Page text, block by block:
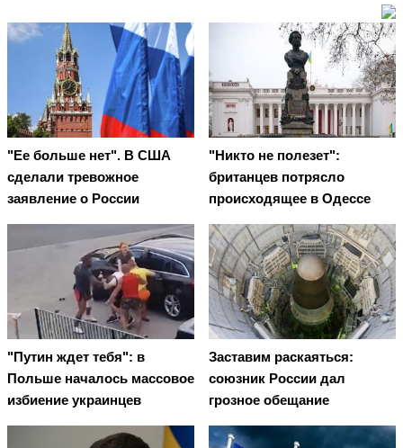
"Ее больше нет". В США
сделали тревожное
заявление о России
"Никто не полезет":
британцев потрясло
происходящее в Одессе
"Путин ждет тебя": в
Польше началось массовое
избиение украинцев
Заставим раскаяться:
союзник России дал
грозное обещание